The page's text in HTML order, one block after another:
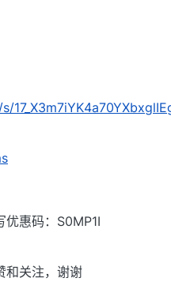
优惠码：S0MP1I
和关注，谢谢